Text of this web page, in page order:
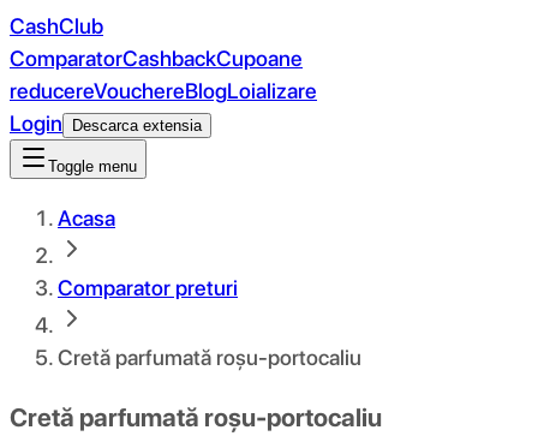
CashClub
ComparatorCashbackCupoane
reducereVouchereBlogLoializare
Login
Descarca extensia
Toggle menu
Acasa
Comparator preturi
Cretă parfumată roșu-portocaliu
Cretă parfumată roșu-portocaliu